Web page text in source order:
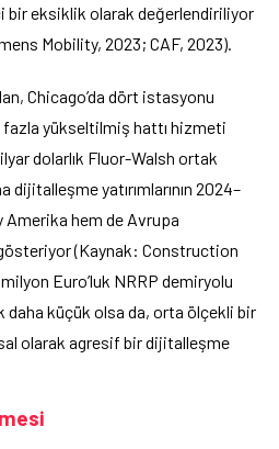
eksiklik olarak değerlendiriliyor
Mobility, 2023; CAF, 2023).
Chicago’da dört istasyonu
yükseltilmiş hattı hizmeti
dolarlık Fluor-Walsh ortak
yatırımlarının 2024–
hem de Avrupa
(Kaynak: Construction
Euro’luk NRRP demiryolu
küçük olsa da, orta ölçekli bir
olarak agresif bir dijitalleşme